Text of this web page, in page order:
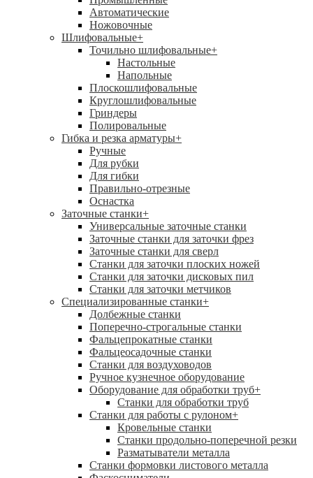
Автоматические
Ножовочные
Шлифовальные+
Точильно шлифовальные+
Настольные
Напольные
Плоскошлифовальные
Круглошлифовальные
Гриндеры
Полировальные
Гибка и резка арматуры+
Ручные
Для рубки
Для гибки
Правильно-отрезные
Оснастка
Заточные станки+
Универсальные заточные станки
Заточные станки для заточки фрез
Заточные станки для сверл
Станки для заточки плоских ножей
Станки для заточки дисковых пил
Станки для заточки метчиков
Специализированные станки+
Долбежные станки
Поперечно-строгальные станки
Фальцепрокатные станки
Фальцеосадочные станки
Станки для воздуховодов
Ручное кузнечное оборудование
Оборудование для обработки труб+
Станки для обработки труб
Станки для работы с рулоном+
Кровельные станки
Станки продольно-поперечной резки
Разматыватели металла
Станки формовки листового металла